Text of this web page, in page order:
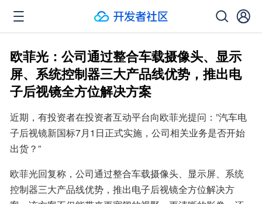
欧菲光：公司通过整合车载摄像头、显示
屏、系统控制器三大产品线优势，推出电
子后视镜全方位解决方案
近期，有投资者在投资者互动平台向欧菲光提问：”汽车电
子后视镜新国标7月1日正式实施，公司相关业务是否开始
出货？”
欧菲光回复称，公司通过整合车载摄像头、显示屏、系统
控制器三大产品线优势，推出电子后视镜全方位解决方